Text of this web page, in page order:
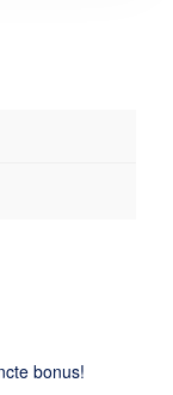
bonus!